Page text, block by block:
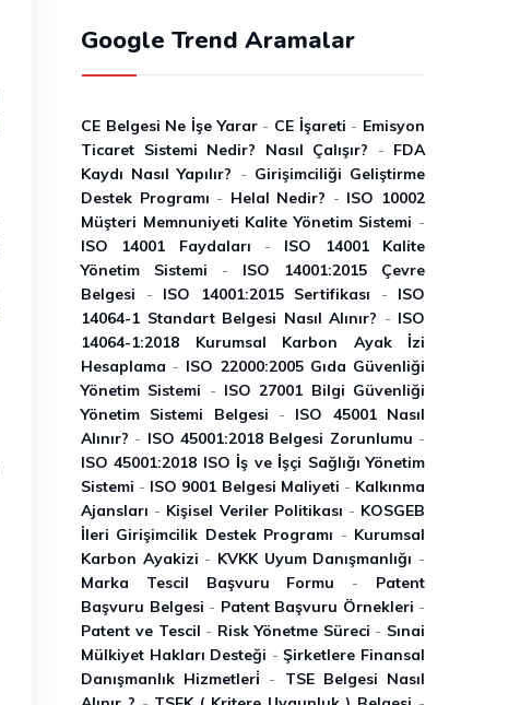
Google Trend Aramalar
CE Belgesi Ne İşe Yarar- CE İşareti - Emisyon
Ticaret Sistemi Nedir? Nasıl Çalışır? - FDA
Kaydı Nasıl Yapılır? - Girişimciliği Geliştirme
Destek Programı - Helal Nedir? - ISO 10002
Müşteri Memnuniyeti Kalite Yönetim Sistemi -
ISO 14001 Faydaları - ISO 14001 Kalite
Yönetim Sistemi - ISO 14001:2015 Çevre
Belgesi - ISO 14001:2015 Sertifikası - ISO
14064-1 Standart Belgesi Nasıl Alınır? - ISO
14064-1:2018 Kurumsal Karbon Ayak İzi
Hesaplama - ISO 22000:2005 Gıda Güvenliği
Yönetim Sistemi - ISO 27001 Bilgi Güvenliği
Yönetim Sistemi Belgesi - ISO 45001 Nasıl
Alınır? - ISO 45001:2018 Belgesi Zorunlumu -
ISO 45001:2018 ISO İ̇ş ve İ̇şçi Sağlığı Yönetim
Sistemi - ISO 9001 Belgesi Maliyeti - Kalkınma
Ajansları - Kişisel Veriler Politikası - KOSGEB
İleri Girişimcilik Destek Programı - Kurumsal
Karbon Ayakizi - KVKK Uyum Danışmanlığı -
Marka Tescil Başvuru Formu - Patent
Başvuru Belgesi - Patent Başvuru Örnekleri -
Patent ve Tescil - Risk Yönetme Süreci - Sınai
Mülkiyet Hakları Desteği -Şirketlere Finansal
Danışmanlık Hizmetleri̇ - TSE Belgesi Nasıl